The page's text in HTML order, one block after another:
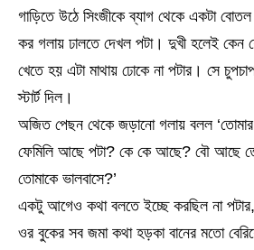
গাড়িতে উঠে সিংজীকে ব্যাগ থেকে একটা বোতল
কর গলায় ঢালতে দেখল পটা। দুখী হলেই কেন
খেতে হয় এটা মাথায় ঢোকে না পটার। সে
স্টার্ট দিল।
অজিত পেছন থেকে জড়ানো গলায় বলল ‘তোমার
ফেমিলি আছে পটা? কে কে আছে? বৌ আছে
তোমাকে ভালবাসে?’
একটু আগেও কথা বলতে ইচ্ছে করছিল না
ওর বুকের সব জমা কথা হড়কা বানের মতো